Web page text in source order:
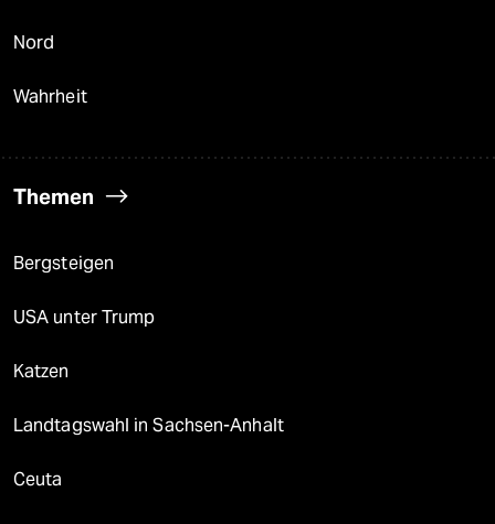
Nord
Wahrheit
Themen
Bergsteigen
USA unter Trump
Katzen
Landtagswahl in Sachsen-Anhalt
Ceuta